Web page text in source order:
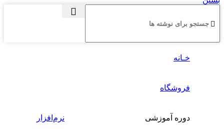
خـانه
فروشگاه
دوره آموزشی نرم‌افزار